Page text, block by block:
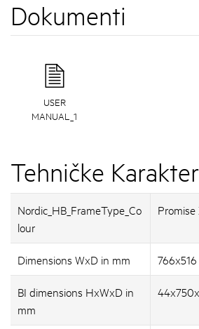
Dokumenti
USER
MANUAL_1
Tehničke
Nordic_HB_FrameType_Co
lour
Promise
Dimensions WxD in mm 766x516
BI dimensions HxWxD in
mm